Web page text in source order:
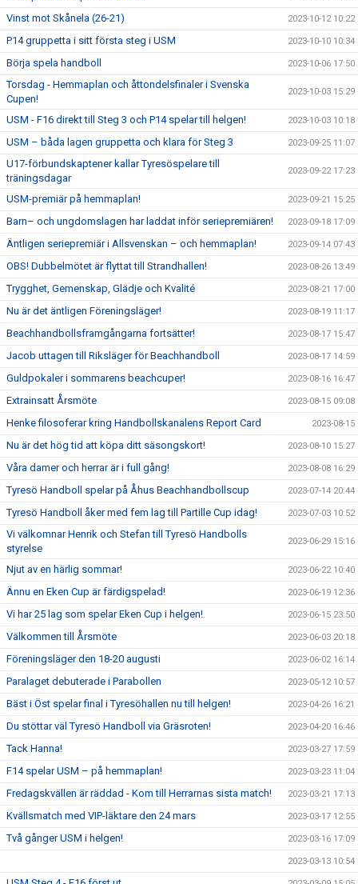
Vinst mot Skånela (26-21) 2023-10-12 10:22
P14 gruppetta i sitt första steg i USM 2023-10-10 10:34
Börja spela handboll 2023-10-06 17:50
Torsdag - Hemmaplan och åttondelsfinaler i Svenska
Cupen!
2023-10-03 15:29
USM - F16 direkt till Steg 3 och P14 spelar till helgen! 2023-10-03 10:18
USM – båda lagen gruppetta och klara för Steg 3 2023-09-25 11:07
U17-förbundskaptener kallar Tyresöspelare till
träningsdagar
2023-09-22 17:23
USM-premiär på hemmaplan! 2023-09-21 15:25
Barn– och ungdomslagen har laddat inför seriepremiären! 2023-09-18 17:09
Äntligen seriepremiär i Allsvenskan – och hemmaplan! 2023-09-14 07:43
OBS! Dubbelmötet är flyttat till Strandhallen! 2023-08-26 13:49
Trygghet, Gemenskap, Glädje och Kvalité 2023-08-21 17:00
Nu är det äntligen Föreningsläger! 2023-08-19 11:17
Beachhandbollsframgångarna fortsätter! 2023-08-17 15:47
Jacob uttagen till Riksläger för Beachhandboll 2023-08-17 14:59
Guldpokaler i sommarens beachcuper! 2023-08-16 16:47
Extrainsatt Årsmöte 2023-08-15 09:08
Henke filosoferar kring Handbollskanalens Report Card 2023-08-15
Nu är det hög tid att köpa ditt säsongskort! 2023-08-10 15:27
Våra damer och herrar är i full gång! 2023-08-08 16:29
Tyresö Handboll spelar på Åhus Beachhandbollscup 2023-07-14 20:44
Tyresö Handboll åker med fem lag till Partille Cup idag! 2023-07-03 10:52
Vi välkomnar Henrik och Stefan till Tyresö Handbolls
styrelse
2023-06-29 15:16
Njut av en härlig sommar! 2023-06-22 10:40
Ännu en Eken Cup är färdigspelad! 2023-06-19 12:36
Vi har 25 lag som spelar Eken Cup i helgen! 2023-06-15 23:50
Välkommen till Årsmöte 2023-06-03 20:18
Föreningsläger den 18-20 augusti 2023-06-02 16:14
Paralaget debuterade i Parabollen 2023-05-12 10:57
Bäst i Öst spelar final i Tyresöhallen nu till helgen! 2023-04-26 16:21
Du stöttar väl Tyresö Handboll via Gräsroten! 2023-04-20 16:46
Tack Hanna! 2023-03-27 17:59
F14 spelar USM – på hemmaplan! 2023-03-23 11:04
Fredagskvällen är räddad - Kom till Herrarnas sista match! 2023-03-21 17:13
Kvällsmatch med VIP-läktare den 24 mars 2023-03-17 12:55
Två gånger USM i helgen! 2023-03-16 17:09
2023-03-13 10:54